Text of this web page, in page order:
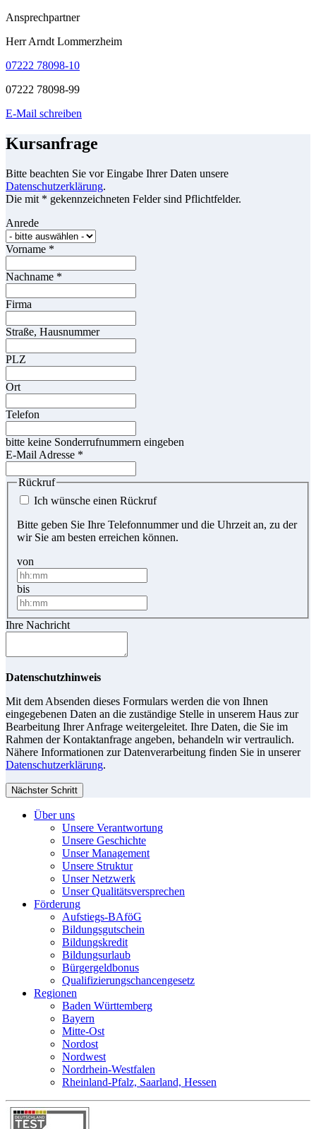
Ansprechpartner
Herr Arndt Lommerzheim
07222 78098-10
07222 78098-99
E-Mail schreiben
Kursanfrage
Bitte beachten Sie vor Eingabe Ihrer Daten unsere
Datenschutzerklärung.
Die mit * gekennzeichneten Felder sind Pflichtfelder.
Anrede
Vorname *
Nachname *
Firma
Straße, Hausnummer
PLZ
Ort
Telefon
bitte keine Sonderrufnummern eingeben
E-Mail Adresse *
Rückruf
Ich wünsche einen Rückruf
Bitte geben Sie Ihre Telefonnummer und die Uhrzeit an, zu der
wir Sie am besten erreichen können.
von
bis
Ihre Nachricht
Datenschutzhinweis
Mit dem Absenden dieses Formulars werden die von Ihnen
eingegebenen Daten an die zuständige Stelle in unserem Haus zur
Bearbeitung Ihrer Anfrage weitergeleitet. Ihre Daten, die Sie im
Rahmen der Kontaktanfrage angeben, behandeln wir vertraulich.
Nähere Informationen zur Datenverarbeitung finden Sie in unserer
Datenschutzerklärung.
Nächster Schritt
Über uns
Unsere Verantwortung
Unsere Geschichte
Unser Management
Unsere Struktur
Unser Netzwerk
Unser Qualitätsversprechen
Förderung
Aufstiegs-BAföG
Bildungsgutschein
Bildungskredit
Bildungsurlaub
Bürgergeldbonus
Qualifizierungschancengesetz
Regionen
Baden Württemberg
Bayern
Mitte-Ost
Nordost
Nordwest
Nordrhein-Westfalen
Rheinland-Pfalz, Saarland, Hessen